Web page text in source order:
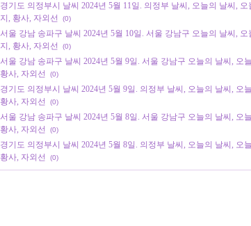
경기도 의정부시 날씨 2024년 5월 11일. 의정부 날씨, 오늘의 날씨,
지, 황사, 자외선
(0)
서울 강남 송파구 날씨 2024년 5월 10일. 서울 강남구 오늘의 날씨,
지, 황사, 자외선
(0)
서울 강남 송파구 날씨 2024년 5월 9일. 서울 강남구 오늘의 날씨, 오
황사, 자외선
(0)
경기도 의정부시 날씨 2024년 5월 9일. 의정부 날씨, 오늘의 날씨, 오
황사, 자외선
(0)
서울 강남 송파구 날씨 2024년 5월 8일. 서울 강남구 오늘의 날씨, 오
황사, 자외선
(0)
경기도 의정부시 날씨 2024년 5월 8일. 의정부 날씨, 오늘의 날씨, 오
황사, 자외선
(0)